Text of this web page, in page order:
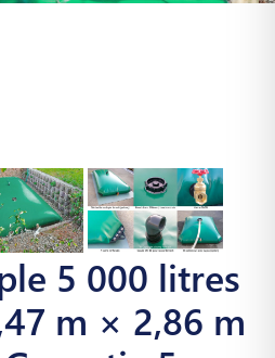
5 000 litres
m × 2,86 m